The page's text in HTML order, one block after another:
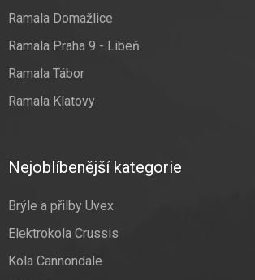
Ramala Domažlice
Ramala Praha 9 - Libeň
Ramala Tábor
Ramala Klatovy
Nejoblíbenější kategorie
Brýle a přilby Uvex
Elektrokola Crussis
Kola Cannondale